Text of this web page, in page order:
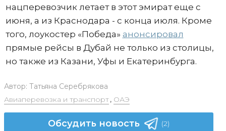
нацперевозчик летает в этот эмират еще с
июня, а из Краснодара - с конца июля. Кроме
того, лоукостер «Победа» анонсировал
прямые рейсы в Дубай не только из столицы,
но также из Казани, Уфы и Екатеринбурга.
Автор: Татьяна Серебрякова
Авиаперевозка и транспорт, ОАЭ
Обсудить новость (2)